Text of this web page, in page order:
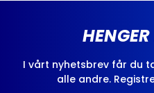
I vårt nyhetsbrev får du
alle andre.